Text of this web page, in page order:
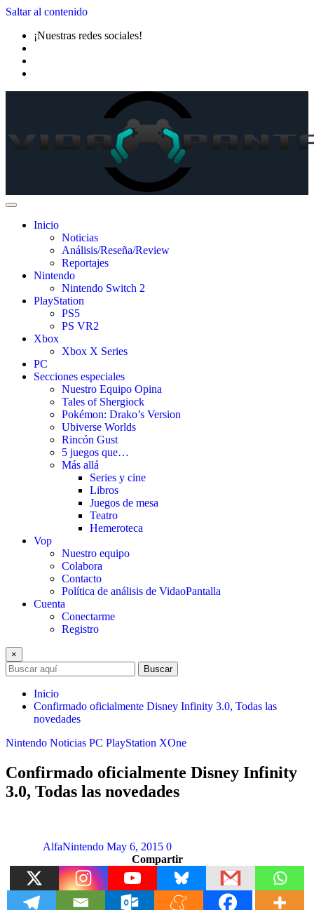
Saltar al contenido
¡Nuestras redes sociales!
Inicio
Noticias
Análisis/Reseña/Review
Reportajes
Nintendo
Nintendo Switch 2
PlayStation
PS5
PS VR2
Xbox
Xbox X Series
PC
Secciones especiales
Nuestro Equipo Opina
Tales of Shergiock
Pokémon: Drako’s Version
Ubiverse Worlds
Rincón Gust
5 juegos que…
Más allá
Series y cine
Libros
Juegos de mesa
Teatro
Hemeroteca
Vop
Nuestro equipo
Colabora
Contacto
Política de análisis de VidaoPantalla
Cuenta
Conectarme
Registro
×
Buscar
Inicio
Confirmado oficialmente Disney Infinity 3.0, Todas las
novedades
Nintendo Noticias PC PlayStation XOne
Confirmado oficialmente Disney Infinity
3.0, Todas las novedades
AlfaNintendo May 6, 2015 0
Compartir